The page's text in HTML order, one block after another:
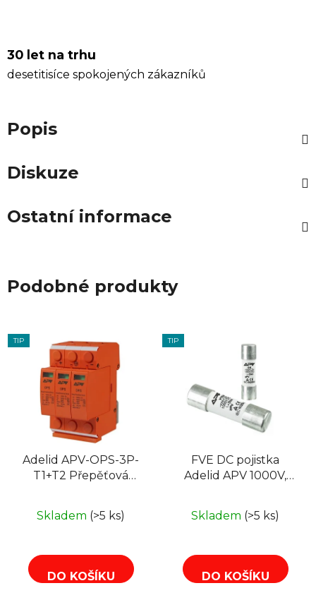
30 let na trhu
desetitisíce spokojených zákazníků
Popis
Diskuze
Ostatní informace
Podobné produkty
TIP
Adelid APV-OPS-3P-
T1+T2 Přepěťová
Skladem (>5 ks)
DO KOŠÍKU
TIP
FVE DC pojistka
Adelid APV 1000V,
Skladem (>5 ks)
DO KOŠÍKU